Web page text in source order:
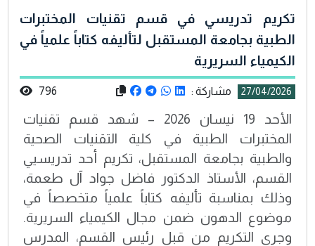
تكريم تدريسي في قسم تقنيات المختبرات
الطبية بجامعة المستقبل لتأليفه كتاباً علمياً في
الكيمياء السريرية
27/04/2026 مشاركة : 796
الأحد 19 نيسان 2026 – شهد قسم تقنيات
المختبرات الطبية في كلية التقنيات الصحية
والطبية بجامعة المستقبل، تكريم أحد تدريسيي
القسم، الأستاذ الدكتور فاضل جواد آل طعمة،
وذلك بمناسبة تأليفه كتاباً علمياً متخصصاً في
موضوع الدهون ضمن مجال الكيمياء السريرية.
وجرى التكريم من قبل رئيس القسم، المدرس